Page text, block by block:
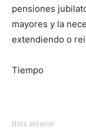
pensiones
mayores y la
extendiendo o
Tiempo
Nota anterior